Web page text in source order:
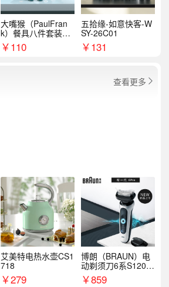
大嘴猴（PaulFran
k）餐具八件套装HC
T6007
￥110
五拾缘-如意快客-W
SY-26C01
￥131
查看更多 
艾美特电热水壶CS1
718
￥279
博朗（BRAUN）电
动剃须刀6系S1200
S￥859